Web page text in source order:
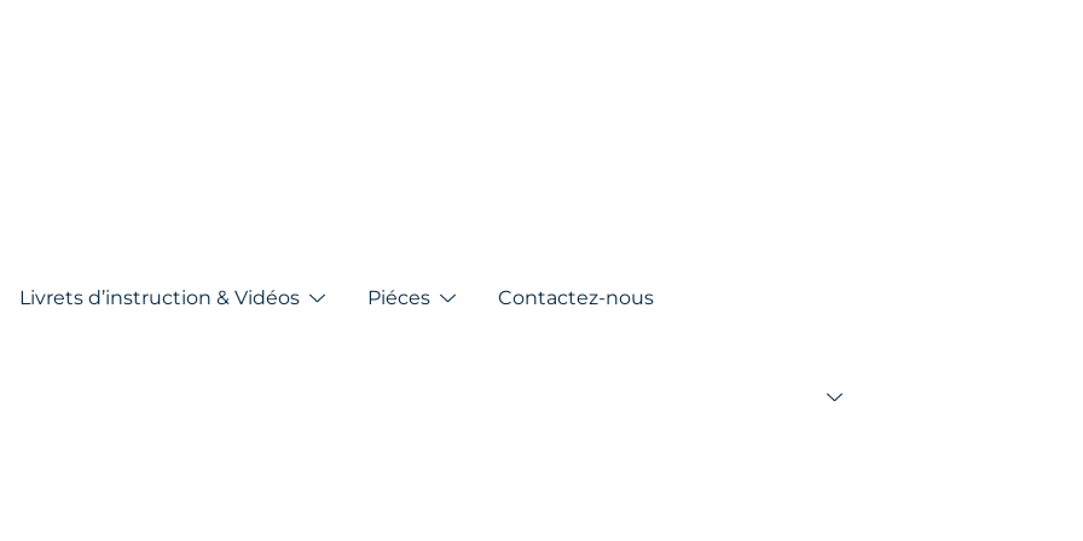
Livrets d’instruction & Vidéos Piéces Contactez-nous